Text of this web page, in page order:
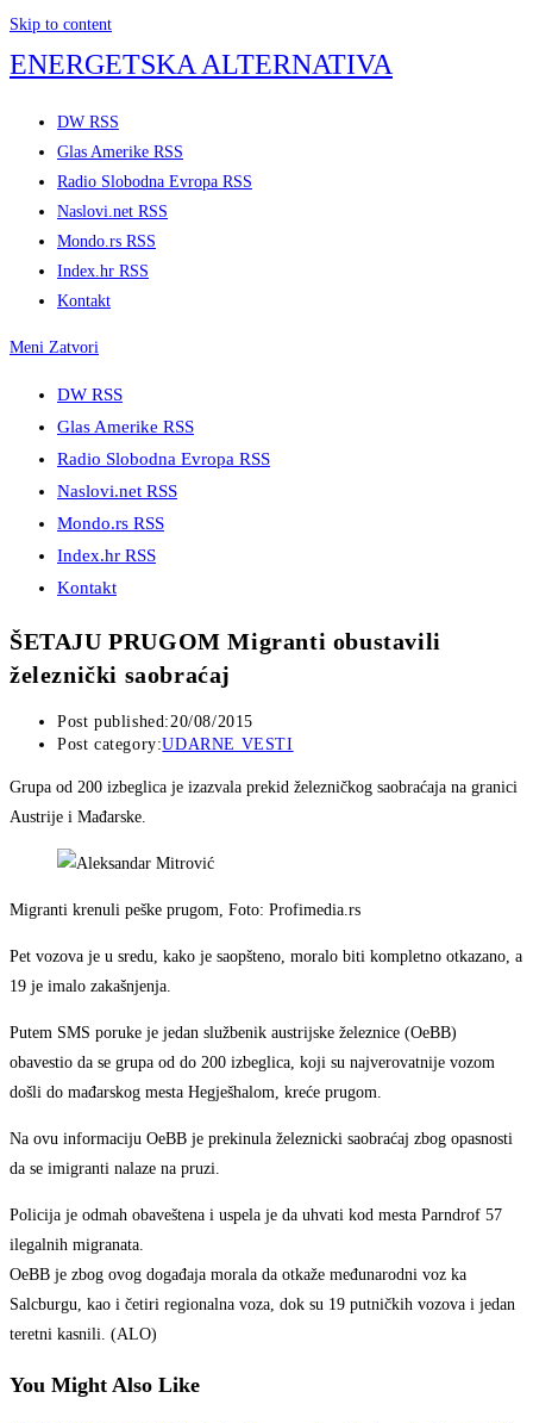
Skip to content
ENERGETSKA ALTERNATIVA
DW RSS
Glas Amerike RSS
Radio Slobodna Evropa RSS
Naslovi.net RSS
Mondo.rs RSS
Index.hr RSS
Kontakt
Meni Zatvori
DW RSS
Glas Amerike RSS
Radio Slobodna Evropa RSS
Naslovi.net RSS
Mondo.rs RSS
Index.hr RSS
Kontakt
ŠETAJU PRUGOM Migranti obustavili
železnički saobraćaj
Post published:20/08/2015
Post category:UDARNE VESTI
Grupa od 200 izbeglica je izazvala prekid železničkog saobraćaja na granici
Austrije i Mađarske.
Migranti krenuli peške prugom, Foto: Profimedia.rs
Pet vozova je u sredu, kako je saopšteno, moralo biti kompletno otkazano, a
19 je imalo zakašnjenja.
Putem SMS poruke je jedan službenik austrijske železnice (OeBB)
obavestio da se grupa od do 200 izbeglica, koji su najverovatnije vozom
došli do mađarskog mesta Hegješhalom, kreće prugom.
Na ovu informaciju OeBB je prekinula železnicki saobraćaj zbog opasnosti
da se imigranti nalaze na pruzi.
Policija je odmah obaveštena i uspela je da uhvati kod mesta Parndrof 57
ilegalnih migranata.
OeBB je zbog ovog događaja morala da otkaže međunarodni voz ka
Salcburgu, kao i četiri regionalna voza, dok su 19 putničkih vozova i jedan
teretni kasnili. (ALO)
You Might Also Like